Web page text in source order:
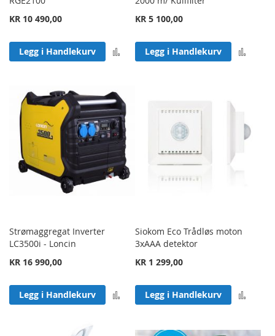
KR 10 490,00
Legg i Handlekurv Legg til sammenligning
KR 5 100,00
Legg i Handlekurv
Strømaggregat Inverter
LC3500i - Loncin
KR 16 990,00
Legg i Handlekurv Legg til sammenligning
Siokom Eco Trådløs moton
3xAAA detektor
KR 1 299,00
Legg i Handlekurv